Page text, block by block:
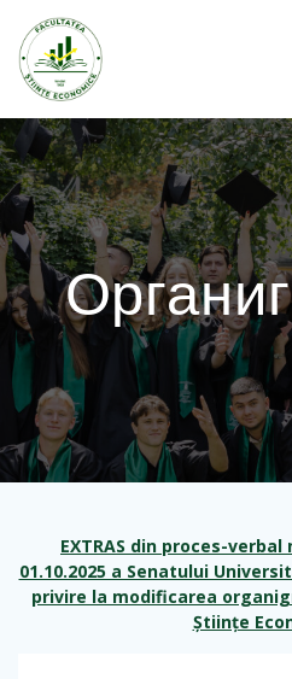
EXTRAS din proces-
01.10.2025 a Senatului
privire la modificarea
Științe